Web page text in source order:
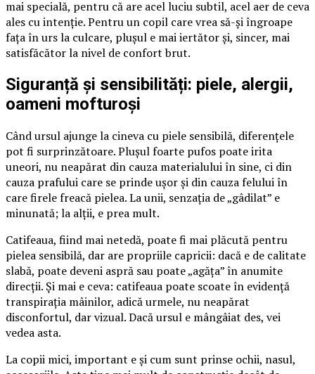
mai specială, pentru că are acel luciu subtil, acel aer de ceva
ales cu intenție. Pentru un copil care vrea să-și îngroape
fața în urs la culcare, plușul e mai iertător și, sincer, mai
satisfăcător la nivel de confort brut.
Siguranță și sensibilități: piele, alergii,
oameni mofturoși
Când ursul ajunge la cineva cu piele sensibilă, diferențele
pot fi surprinzătoare. Plușul foarte pufos poate irita
uneori, nu neapărat din cauza materialului în sine, ci din
cauza prafului care se prinde ușor și din cauza felului în
care firele freacă pielea. La unii, senzația de „gâdilat” e
minunată; la alții, e prea mult.
Catifeaua, fiind mai netedă, poate fi mai plăcută pentru
pielea sensibilă, dar are propriile capricii: dacă e de calitate
slabă, poate deveni aspră sau poate „agăța” în anumite
direcții. Și mai e ceva: catifeaua poate scoate în evidență
transpirația mâinilor, adică urmele, nu neapărat
disconfortul, dar vizual. Dacă ursul e mângâiat des, vei
vedea asta.
La copii mici, important e și cum sunt prinse ochii, nasul,